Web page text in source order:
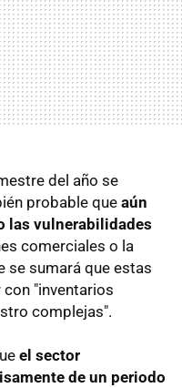
del año se
probable queaún
las vulnerabilidades
comerciales o la
se sumará que estas
"inventarios
complejas".
el sector
de un periodo